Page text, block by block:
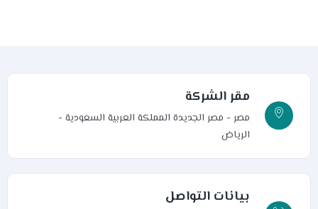
مقر الشركة
مصر - مصر الجديدة المملكة العربية السعودية -
الرياض
بيانات التواصل